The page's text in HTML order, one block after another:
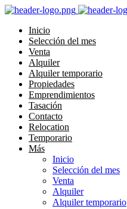
Inicio
Selección del mes
Venta
Alquiler
Alquiler temporario
Propiedades
Emprendimientos
Tasación
Contacto
Relocation
Temporario
Más
Inicio
Selección del mes
Venta
Alquiler
Alquiler temporario